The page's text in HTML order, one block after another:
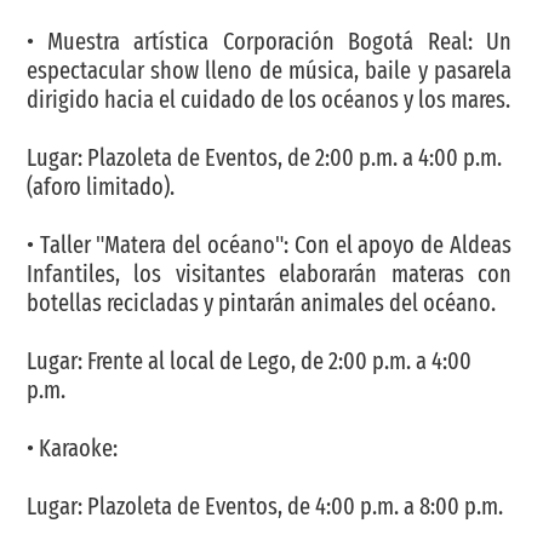
• Muestra artística Corporación Bogotá Real: Un
espectacular show lleno de música, baile y pasarela
dirigido hacia el cuidado de los océanos y los mares.
Lugar: Plazoleta de Eventos, de 2:00 p.m. a 4:00 p.m.
(aforo limitado).
• Taller "Matera del océano": Con el apoyo de Aldeas
Infantiles, los visitantes elaborarán materas con
botellas recicladas y pintarán animales del océano.
Lugar: Frente al local de Lego, de 2:00 p.m. a 4:00
p.m.
• Karaoke:
Lugar: Plazoleta de Eventos, de 4:00 p.m. a 8:00 p.m.